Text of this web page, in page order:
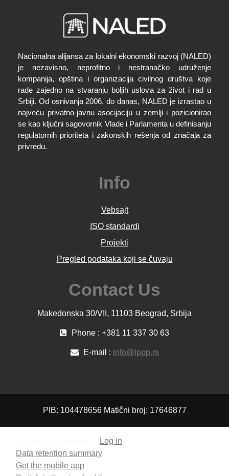
Nacionalna alijansa za lokalni ekonomski razvoj (NALED)
je nezavisno, neprofitno i nestranačko udruženje
kompanija, opština i organizacija civilnog društva koje
rade zajedno na stvaranju boljih uslova za život i rad u
Srbiji. Od osnivanja 2006. do danas, NALED je izrastao u
najveću privatno-javnu asocijaciju u zemlji i pozicionirao
se kao ključni sagovornik Vlade i Parlamenta u definisanju
regulatornih prioriteta i zakonskih rešenja od značaja za
privredu.
Info
Vebsajt
ISO standardi
Projekti
Pregled podataka koji se čuvaju
Contact Us
Makedonska 30/VII, 11103 Beograd, Srbija
Phone : +381 11 337 30 63
E-mail : info@lppp.rs
PIB: 104478656 Matični broj: 17646877
Log in
Data retention summary
Get the mobile app